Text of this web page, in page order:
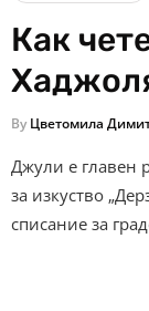
Как
By Цветомила
Джули е главен
за изкуство
списание за